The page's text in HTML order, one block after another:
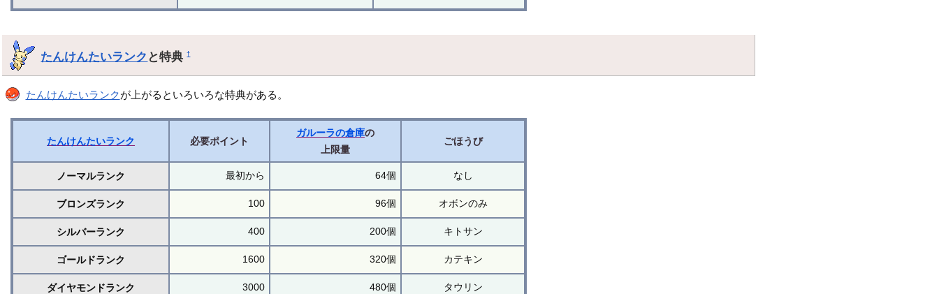
たんけんたいランク と特典†
たんけんたいランクが上がるといろいろな特典がある。
たんけんたいランク 必要ポイント
ガルーラの倉庫の
上限量
ごほうび
ノーマルランク 最初から 64個 なし
ブロンズランク 100 96個 オボンのみ
シルバーランク 400 200個 キトサン
ゴールドランク 1600 320個 カテキン
ダイヤモンドランク 3000 480個 タウリン